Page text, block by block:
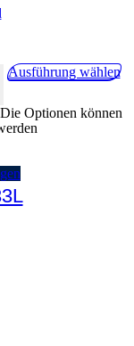
Ausführung wählen
Optionen können